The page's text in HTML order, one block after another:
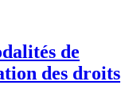
de
des droits